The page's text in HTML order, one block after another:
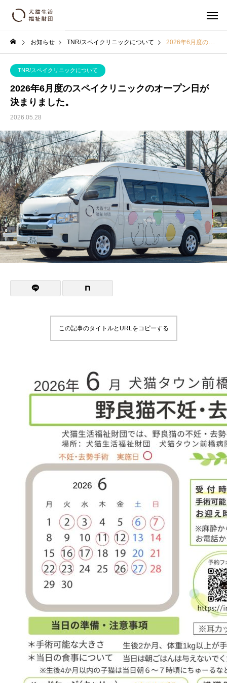
お知らせ TNR/スペイクリニックについて 2026年6月度のスペイクリニックのオープン日が決まりました。
TNR/スペイクリニックについて
2026年6月度のスペイクリニックのオープン日が
決まりました。
2026.05.28
この記事のタイトルとURLをコピーする